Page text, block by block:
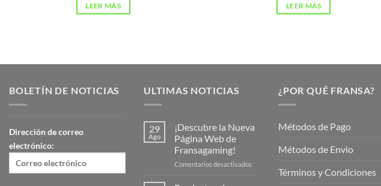
LEER MÁS LEER MÁS
BOLETÍN DE NOTICIAS
Dirección de correo
electrónico:
ULTIMAS NOTICIAS
29
Ago
¡Descubre la Nueva
Página Web de
Fransagaming!
Comentarios desactivados
¿POR QUÉ FRANSA?
Métodos de Pago
Métodos de Envio
Términos y Condiciones